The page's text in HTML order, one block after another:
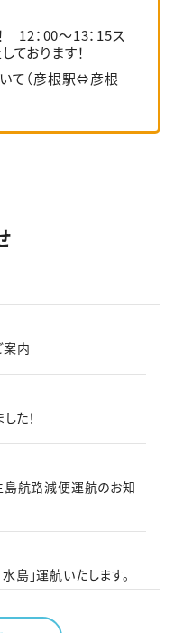
12：00～13：15ス
ております！
て（彦根駅⇔彦根
案内
た！
航路減便運航のお知
島」運航いたします。